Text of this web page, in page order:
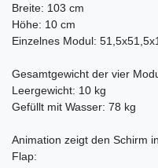
Breite: 103 cm
Höhe: 10 cm
Einzelnes Modul:
Gesamtgewicht der vier
Leergewicht: 10 kg
Gefüllt mit Wasser: 78 kg
Animation zeigt den Schirm
Flap: